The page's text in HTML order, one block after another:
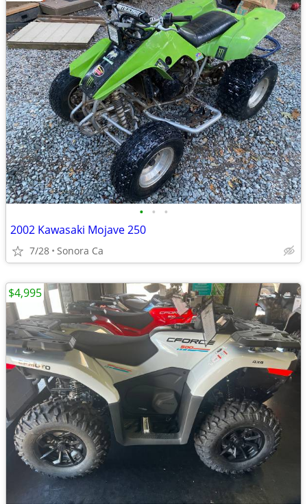
• • •
2002 Kawasaki Mojave 250
7/28 Sonora Ca
$4,995